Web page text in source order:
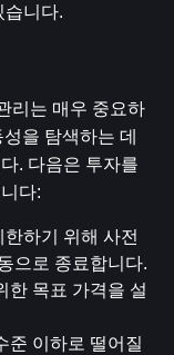
습니다.
리는 매우 중요하
을 탐색하는 데
. 다음은 투자를
다:
하기 위해 사전
으로 종료합니다.
한 목표 가격을 설
준 이하로 떨어질